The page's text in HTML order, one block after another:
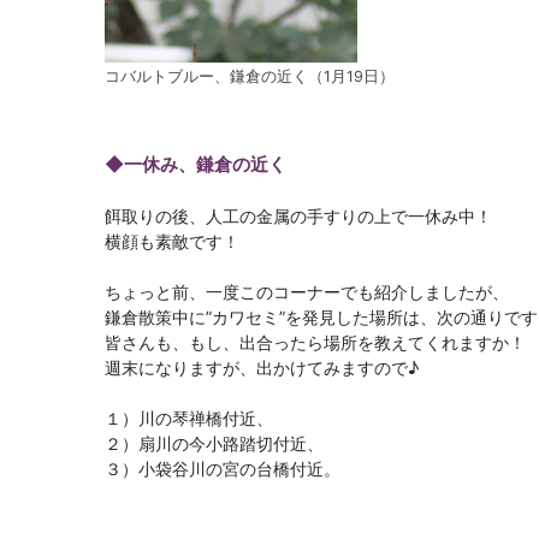
コバルトブルー、鎌倉の近く（1月19日）
◆一休み、鎌倉の近く
餌取りの後、人工の金属の手すりの上で一休み中！
横顔も素敵です！
ちょっと前、一度このコーナーでも紹介しましたが、
鎌倉散策中に”カワセミ”を発見した場所は、次の通りで
皆さんも、もし、出合ったら場所を教えてくれますか！
週末になりますが、出かけてみますので♪
１）川の琴禅橋付近、
２）扇川の今小路踏切付近、
３）小袋谷川の宮の台橋付近。